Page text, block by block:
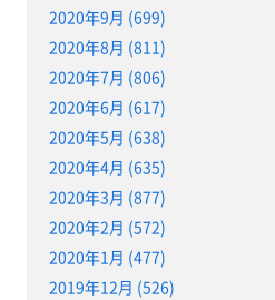
2020年9月 (699)
2020年8月 (811)
2020年7月 (806)
2020年6月 (617)
2020年5月 (638)
2020年4月 (635)
2020年3月 (877)
2020年2月 (572)
2020年1月 (477)
2019年12月 (526)